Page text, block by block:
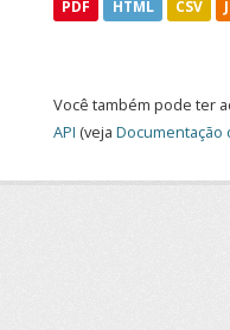
PDF HTML CSV
Você também pode ter
API (veja Documentação